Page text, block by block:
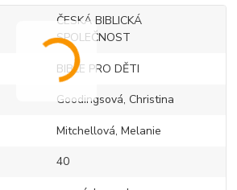
ČESKÁ BIBLICKÁ
SPOLEČNOST
BIBLE PRO DĚTI
Goodingsová, Christina
Mitchellová, Melanie
40